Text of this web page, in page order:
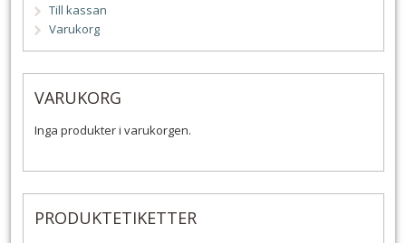
Till kassan
Varukorg
VARUKORG
Inga produkter i varukorgen.
PRODUKTETIKETTER